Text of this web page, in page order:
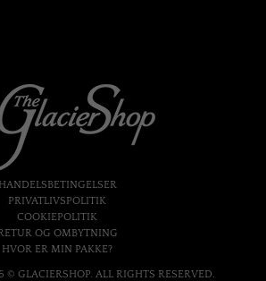
HANDELSBETINGELSER
PRIVATLIVSPOLITIK
COOKIEPOLITIK
OG OMBYTNING
HVOR ER MIN PAKKE?
© GLACIERSHOP. ALL RIGHTS RESERVED.